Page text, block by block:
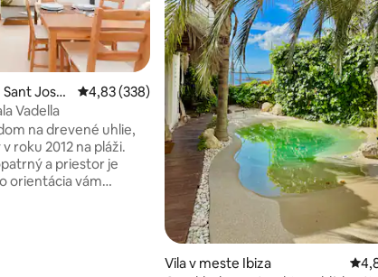
počet hodnotení: 13
Jose
Priemerné ohodnotenie 4,83 z 5, počet
4,83 (338)
Vadella
na drevené uhlie,
roku 2012 na pláži.
a priestor je
orientácia vám
Vila v meste Ibiza